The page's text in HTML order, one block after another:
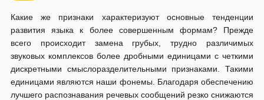
Какие же признаки характеризуют основные тенденции
развития языка к более совершенным формам? Прежде
всего происходит замена грубых, трудно различимых
звуковых комплексов более дробными единицами с четкими
дискретными смыслоразделительными признаками. Такими
единицами являются наши фонемы. Благодаря обеспечению
лучшего распознавания речевых сообщений резко снижаются